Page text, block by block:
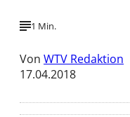
1 Min.
Von WTV Redaktion
17.04.2018